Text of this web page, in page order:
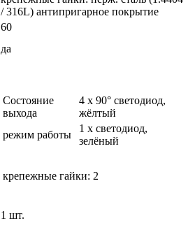
/ 316L) антипригарное покрытие
60
да
Состояние
выхода
4 x 90° светодиод,
жёлтый
режим работы
1 x светодиод,
зелёный
крепежные гайки: 2
1 шт.